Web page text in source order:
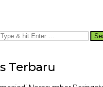
Terbaru